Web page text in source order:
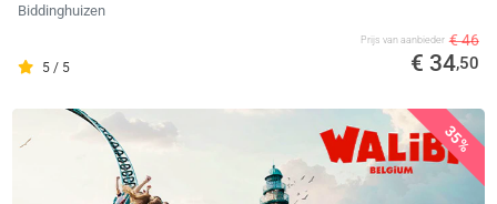
Biddinghuizen
5 / 5
Prijs van aanbieder € 46
€ 34,50
35%